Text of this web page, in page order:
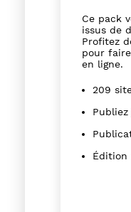
Ce pack
issus de
Profitez
pour
en ligne.
209
Édition